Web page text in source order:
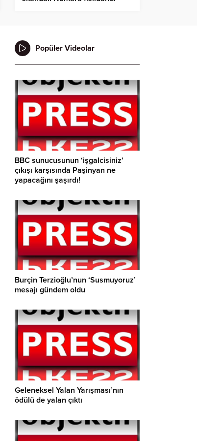
Popüler Videolar
BBC sunucusunun ‘işgalcisiniz’
çıkışı karşısında Paşinyan ne
yapacağını şaşırdı!
Burçin Terzioğlu’nun ‘Susmuyoruz’
mesajı gündem oldu
Geleneksel Yalan Yarışması’nın
ödülü de yalan çıktı